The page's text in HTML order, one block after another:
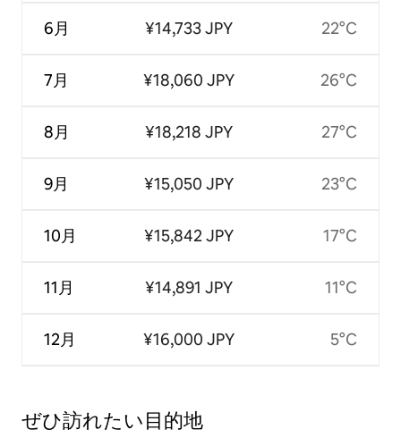
6月
7月
8月
9月
10月
11月
12月
¥14,733 JPY
¥18,060 JPY
¥18,218 JPY
¥15,050 JPY
¥15,842 JPY
¥14,891 JPY
¥16,000 JPY
22°C
26°C
27°C
23°C
17°C
11°C
5°C
ぜひ訪⁠れ⁠た⁠い目⁠的⁠地